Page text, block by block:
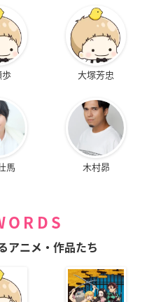
大塚芳忠
馬 木村昴
アニメ・作品たち